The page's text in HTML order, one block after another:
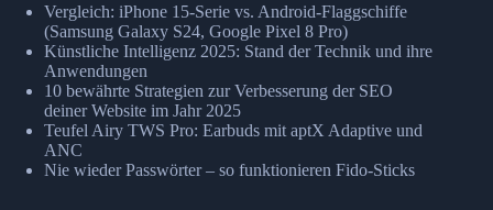
Vergleich: iPhone 15-Serie vs. Android-Flaggschiffe
(Samsung Galaxy S24, Google Pixel 8 Pro)
Künstliche Intelligenz 2025: Stand der Technik und ihre
Anwendungen
10 bewährte Strategien zur Verbesserung der SEO
deiner Website im Jahr 2025
Teufel Airy TWS Pro: Earbuds mit aptX Adaptive und
ANC
Nie wieder Passwörter – so funktionieren Fido-Sticks